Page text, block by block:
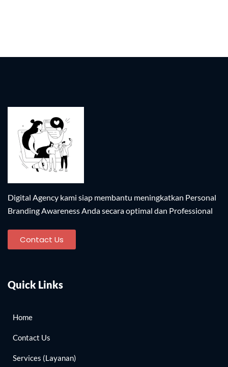
Digital Agency kami siap membantu meningkatkan Personal
Branding Awareness Anda secara optimal dan Professional​
Contact Us
Quick Links
Home
Contact Us
Services (Layanan)